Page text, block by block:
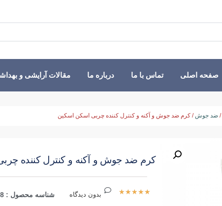
صفحه اصلی تماس با ما درباره ما مقالات آرایشی و
/ضد جوش/ کرم ضد جوش و آکنه و کنترل کننده چربی اسکن اسکین
کرم ضد جوش و آکنه و کنترل کننده
★
★
★
★
★ بدون دیدگاه شناسه محصول : 77888